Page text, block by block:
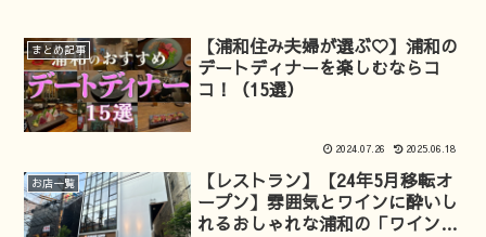
まとめ記事
【浦和住み夫婦が選ぶ♡】浦和の
デートディナーを楽しむならコ
コ！（15選）
2024.07.26 2025.06.18
お店一覧
【レストラン】【24年5月移転オ
ープン】雰囲気とワインに酔いし
れるおしゃれな浦和の「ワインの